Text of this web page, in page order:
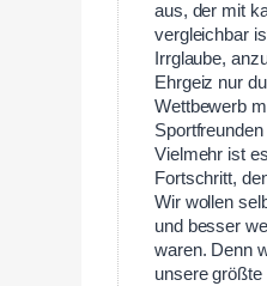
aus, der mit
vergleichbar
Irrglaube,
Ehrgeiz nur
Wettbewerb
Vielmehr ist
Fortschritt,
Wir wollen
und besser
waren. Denn
unsere